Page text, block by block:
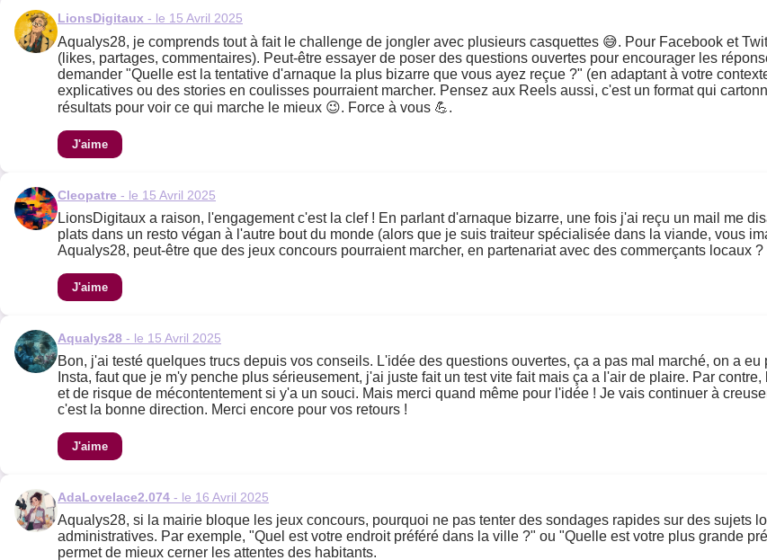
LionsDigitaux - le 15 Avril 2025
Aqualys28, je comprends tout à fait le challenge de jongler avec plusieurs casquettes 😅. Pour Facebook et
(likes, partages, commentaires). Peut-être essayer de poser des questions ouvertes pour encourager les
demander "Quelle est la tentative d'arnaque la plus bizarre que vous ayez reçue ?" (en adaptant à votre
explicatives ou des stories en coulisses pourraient marcher. Pensez aux Reels aussi, c'est un format qui
résultats pour voir ce qui marche le mieux 😉. Force à vous 💪.
J'aime
Cleopatre - le 15 Avril 2025
LionsDigitaux a raison, l'engagement c'est la clef ! En parlant d'arnaque bizarre, une fois j'ai reçu un mail me
plats dans un resto végan à l'autre bout du monde (alors que je suis traiteur spécialisée dans la viande, vous
Aqualys28, peut-être que des jeux concours pourraient marcher, en partenariat avec des commerçants locaux
J'aime
Aqualys28 - le 15 Avril 2025
Bon, j'ai testé quelques trucs depuis vos conseils. L'idée des questions ouvertes, ça a pas mal marché, on a
Insta, faut que je m'y penche plus sérieusement, j'ai juste fait un test vite fait mais ça a l'air de plaire. Par
et de risque de mécontentement si y'a un souci. Mais merci quand même pour l'idée ! Je vais continuer à
c'est la bonne direction. Merci encore pour vos retours !
J'aime
AdaLovelace2.074 - le 16 Avril 2025
Aqualys28, si la mairie bloque les jeux concours, pourquoi ne pas tenter des sondages rapides sur des sujets
administratives. Par exemple, "Quel est votre endroit préféré dans la ville ?" ou "Quelle est votre plus grande
permet de mieux cerner les attentes des habitants.